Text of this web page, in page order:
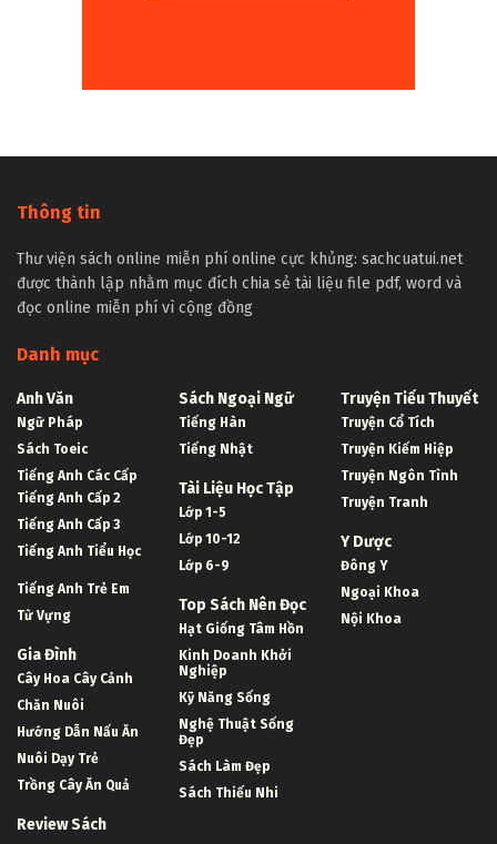
Thông tin
Thư viện sách online miễn phí online cực khủng: sachcuatui.net
được thành lập nhằm mục đích chia sẻ tài liệu file pdf, word và
đọc online miễn phí vì cộng đồng
Danh mục
Anh Văn
Ngữ Pháp
Sách Toeic
Tiếng Anh Các Cấp
Tiếng Anh Cấp 2
Tiếng Anh Cấp 3
Tiếng Anh Tiểu Học
Tiếng Anh Trẻ Em
Từ Vựng
Gia Đình
Cây Hoa Cây Cảnh
Chăn Nuôi
Hướng Dẫn Nấu Ăn
Nuôi Dạy Trẻ
Trồng Cây Ăn Quả
Review Sách
Sách Ngoại Ngữ
Tiếng Hàn
Tiếng Nhật
Tài Liệu Học Tập
Lớp 1-5
Lớp 10-12
Lớp 6-9
Top Sách Nên Đọc
Hạt Giống Tâm Hồn
Kinh Doanh Khởi
Nghiệp
Kỹ Năng Sống
Nghệ Thuật Sống
Đẹp
Sách Làm Đẹp
Sách Thiếu Nhi
Truyện Tiểu Thuyết
Truyện Cổ Tích
Truyện Kiếm Hiệp
Truyện Ngôn Tình
Truyện Tranh
Y Dược
Đông Y
Ngoại Khoa
Nội Khoa